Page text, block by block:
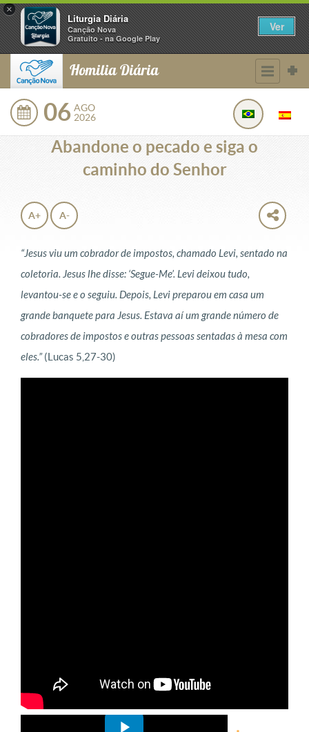
×
Liturgia Diária
Canção Nova
Gratuito - na Google Play
Ver
Homilia Diária
06 AGO
2026
Abandone o pecado e siga o
caminho do Senhor
A+ A-
“Jesus viu um cobrador de impostos, chamado Levi, sentado na
coletoria. Jesus lhe disse: ‘Segue-Me’. Levi deixou tudo,
levantou-se e o seguiu. Depois, Levi preparou em casa um
grande banquete para Jesus. Estava aí um grande número de
cobradores de impostos e outras pessoas sentadas à mesa com
eles.”(Lucas 5,27-30)